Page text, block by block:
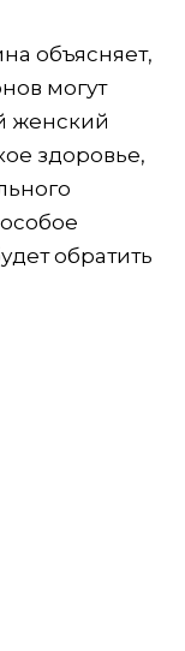
объясняет,
могут
женский
здоровье,
обратить